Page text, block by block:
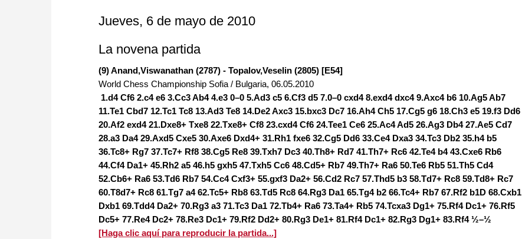
Jueves, 6 de mayo de 2010
La novena partida
(9) Anand,Viswanathan (2787) - Topalov,Veselin (2805) [E54]
World Chess Championship Sofia / Bulgaria, 06.05.2010
1.d4 Cf6 2.c4 e6 3.Cc3 Ab4 4.e3 0–0 5.Ad3 c5 6.Cf3 d5 7.0–0 cxd4 8.exd4 dxc4 9.Axc4 b6 10.Ag5 Ab7
11.Te1 Cbd7 12.Tc1 Tc8 13.Ad3 Te8 14.De2 Axc3 15.bxc3 Dc7 16.Ah4 Ch5 17.Cg5 g6 18.Ch3 e5 19.f3 Dd6
20.Af2 exd4 21.Dxe8+ Txe8 22.Txe8+ Cf8 23.cxd4 Cf6 24.Tee1 Ce6 25.Ac4 Ad5 26.Ag3 Db4 27.Ae5 Cd7
28.a3 Da4 29.Axd5 Cxe5 30.Axe6 Dxd4+ 31.Rh1 fxe6 32.Cg5 Dd6 33.Ce4 Dxa3 34.Tc3 Db2 35.h4 b5
36.Tc8+ Rg7 37.Tc7+ Rf8 38.Cg5 Re8 39.Txh7 Dc3 40.Th8+ Rd7 41.Th7+ Rc6 42.Te4 b4 43.Cxe6 Rb6
44.Cf4 Da1+ 45.Rh2 a5 46.h5 gxh5 47.Txh5 Cc6 48.Cd5+ Rb7 49.Th7+ Ra6 50.Te6 Rb5 51.Th5 Cd4
52.Cb6+ Ra6 53.Td6 Rb7 54.Cc4 Cxf3+ 55.gxf3 Da2+ 56.Cd2 Rc7 57.Thd5 b3 58.Td7+ Rc8 59.Td8+ Rc7
60.T8d7+ Rc8 61.Tg7 a4 62.Tc5+ Rb8 63.Td5 Rc8 64.Rg3 Da1 65.Tg4 b2 66.Tc4+ Rb7 67.Rf2 b1D 68.Cxb1
Dxb1 69.Tdd4 Da2+ 70.Rg3 a3 71.Tc3 Da1 72.Tb4+ Ra6 73.Ta4+ Rb5 74.Tcxa3 Dg1+ 75.Rf4 Dc1+ 76.Rf5
Dc5+ 77.Re4 Dc2+ 78.Re3 Dc1+ 79.Rf2 Dd2+ 80.Rg3 De1+ 81.Rf4 Dc1+ 82.Rg3 Dg1+ 83.Rf4 ½–½
[Haga clic aquí para reproducir la partida...]